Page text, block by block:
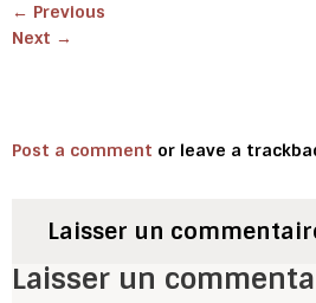
← Previous
Next →
Post a comment or leave a
Laisser un
Laisser un